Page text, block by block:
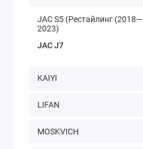
JAC S5 (Рестайлинг (2018—
2023)
JAC J7
KAIYI
LIFAN
MOSKVICH